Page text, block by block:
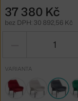
37 380 Kč
bez DPH: 30 892,56 Kč
VARIANTA